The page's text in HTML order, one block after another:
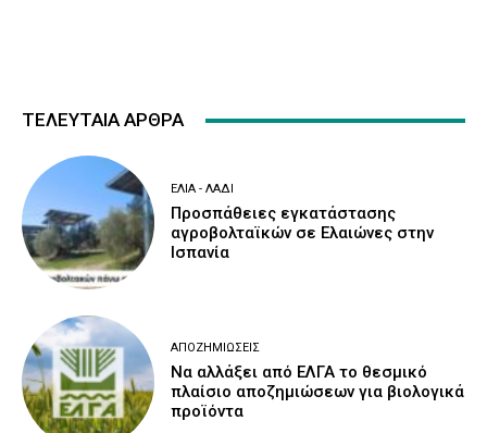
ΤΕΛΕΥΤΑΙΑ ΑΡΘΡΑ
ΕΛΙΆ - ΛΆΔΙ
Προσπάθειες εγκατάστασης
αγροβολταϊκών σε Ελαιώνες στην
Ισπανία
ΑΠΟΖΗΜΙΏΣΕΙΣ
Να αλλάξει από ΕΛΓΑ το θεσμικό
πλαίσιο αποζημιώσεων για βιολογικά
προϊόντα